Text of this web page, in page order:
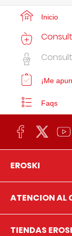
Inicio
¡Me
Faqs
EROSKI
ATENCION AL
TIENDAS